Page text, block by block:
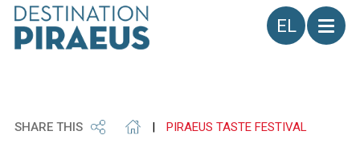
Γλώσσα
SHARE THIS | PIRAEUS TASTE FESTIVAL